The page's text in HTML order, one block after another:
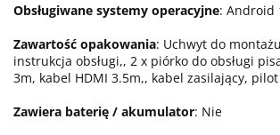
Obsługiwane systemy operacyjne: Android
Zawartość opakowania: Uchwyt do
instrukcja obsługi,, 2 x piórko do obsługi
3m, kabel HDMI 3.5m,, kabel zasilający,
Zawiera baterię / akumulator: Nie